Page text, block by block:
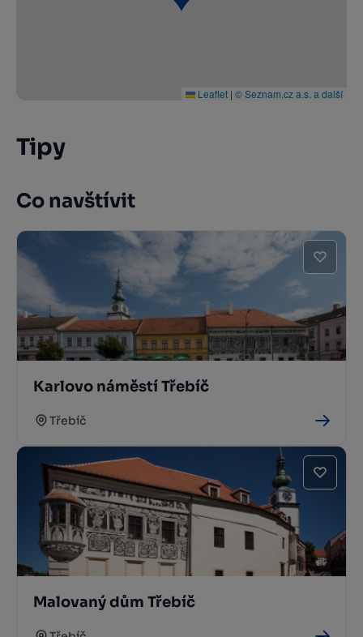
Leaflet | © Seznam.cz a.s. a další
Tipy
Co navštívit
Karlovo náměstí Třebíč
Třebíč
Malovaný dům Třebíč